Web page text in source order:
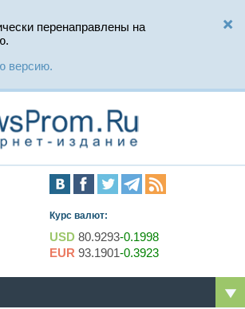
перенаправлены на
версию.
Курс валют:
USD 80.9293-0.1998
EUR 93.1901-0.3923